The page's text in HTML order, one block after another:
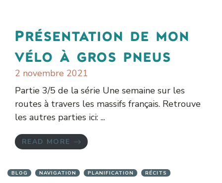
Présentation de mon
vélo à gros pneus
2 novembre 2021
Partie 3/5 de la série Une semaine sur les
routes à travers les massifs français. Retrouve
les autres parties ici: ...
READ MORE
BLOG NAVIGATION PLANIFICATION RÉCITS